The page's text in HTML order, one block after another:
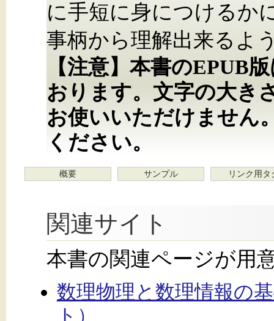
に手短に身につけるか
事柄から理解出来るよ
【注意】本書のEPUB
おります。文字の大き
お使いいただけません
ください。
概要 サンプル リンク用タ
関連サイト
本書の関連ページが用
数理物理と数理情報の
ト）